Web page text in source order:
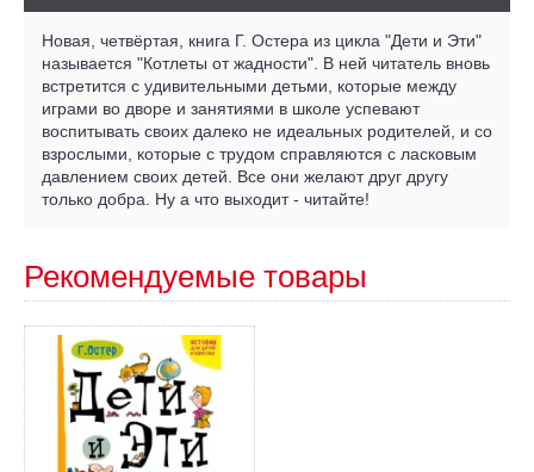
Новая, четвёртая, книга Г. Остера из цикла "Дети и Эти"
называется "Котлеты от жадности". В ней читатель вновь
встретится с удивительными детьми, которые между
играми во дворе и занятиями в школе успевают
воспитывать своих далеко не идеальных родителей, и со
взрослыми, которые с трудом справляются с ласковым
давлением своих детей. Все они желают друг другу
только добра. Ну а что выходит - читайте!
Рекомендуемые товары